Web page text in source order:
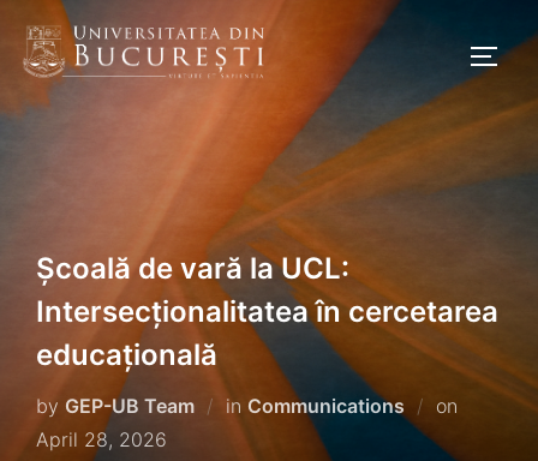
content
Școală de vară la UCL:
Intersecționalitatea în cercetarea
educațională
by GEP-UB Team in Communications on Posted
April 28, 2026